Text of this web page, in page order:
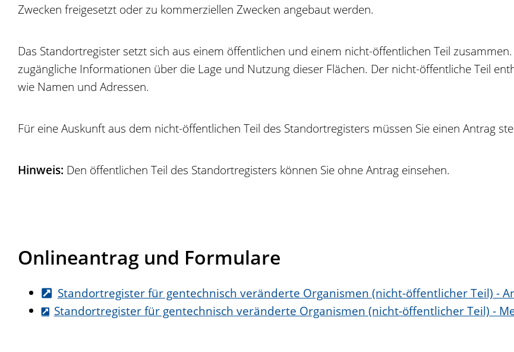
Zwecken freigesetzt oder zu kommerziellen Zwecken angebaut werden.
Das Standortregister setzt sich aus einem öffentlichen und einem nicht-öffentlichen Teil
zugängliche Informationen über die Lage und Nutzung dieser Flächen. Der nicht-öffentliche Teil
wie Namen und Adressen.
Für eine Auskunft aus dem nicht-öffentlichen Teil des Standortregisters müssen Sie einen Antrag
Hinweis: Den öffentlichen Teil des Standortregisters können Sie ohne Antrag einsehen.
Onlineantrag und Formulare
Standortregister für gentechnisch veränderte Organismen (nicht-öffentlicher Teil) -
Standortregister für gentechnisch veränderte Organismen (nicht-öffentlicher Teil) -